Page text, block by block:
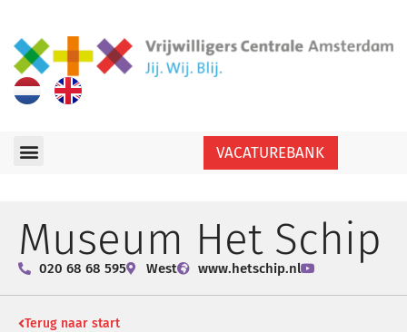
VACATUREBANK
Museum Het Schip
020 68 68 595 West www.hetschip.nl
Terug naar start